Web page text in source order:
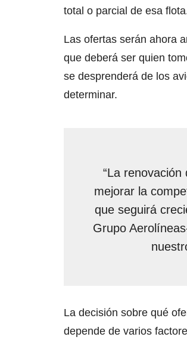
total o parcial de esa
Las ofertas serán ahora
que deberá ser quien
se desprenderá de los
determinar.
“La
mejorar la
que seguirá
Grupo
La decisión sobre qué
depende de varios